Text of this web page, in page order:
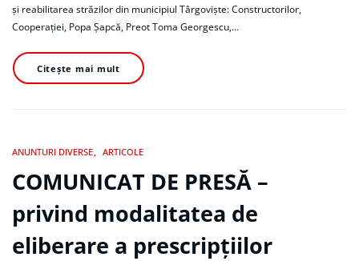
și reabilitarea străzilor din municipiul Târgoviște: Constructorilor,
Cooperației, Popa Șapcă, Preot Toma Georgescu,…
Citește mai mult
ANUNTURI DIVERSE ARTICOLE
COMUNICAT DE PRESĂ –
privind modalitatea de
eliberare a prescripțiilor